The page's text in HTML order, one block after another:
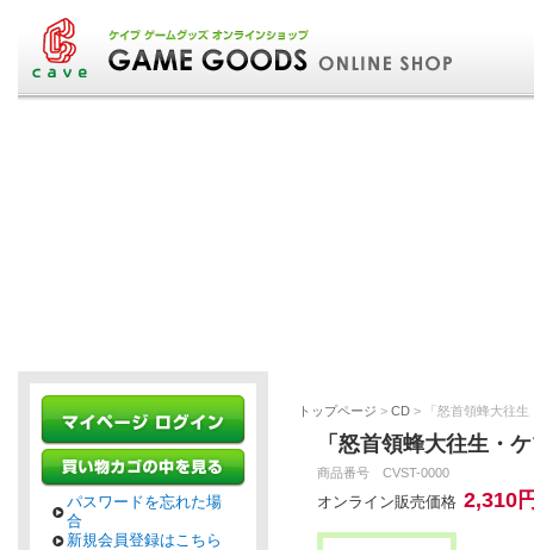
パスワードを忘れた場
合
新規会員登録はこちら
トップページ > CD > 「怒首領蜂大往
「怒首領蜂大往生・
商品番号 CVST-0000
オンライン販売価格 2,310